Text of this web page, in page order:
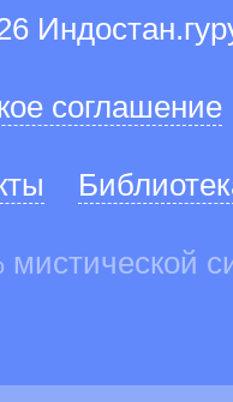
соглашение
мистической